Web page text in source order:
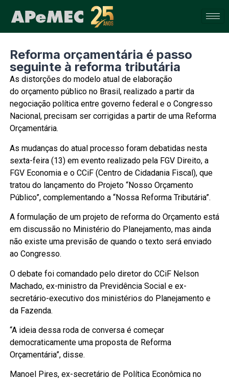
Reforma orçamentária é passo
seguinte à reforma tributária
As distorções do modelo atual de elaboração
do orçamento público no Brasil, realizado a partir da
negociação política entre governo federal e o Congresso
Nacional, precisam ser corrigidas a partir de uma Reforma
Orçamentária.
As mudanças do atual processo foram debatidas nesta
sexta-feira (13) em evento realizado pela FGV Direito, a
FGV Economia e o CCiF (Centro de Cidadania Fiscal), que
tratou do lançamento do Projeto “Nosso Orçamento
Público”, complementando a “Nossa Reforma Tributária”.
A formulação de um projeto de reforma do Orçamento está
em discussão no Ministério do Planejamento, mas ainda
não existe uma previsão de quando o texto será enviado
ao Congresso.
O debate foi comandado pelo diretor do CCiF Nelson
Machado, ex-ministro da Previdência Social e ex-
secretário-executivo dos ministérios do Planejamento e
da Fazenda.
“A ideia dessa roda de conversa é começar
democraticamente uma proposta de Reforma
Orçamentária”, disse.
Manoel Pires, ex-secretário de Política Econômica no